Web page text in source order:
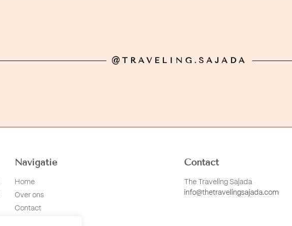
@TRAVELING.SAJADA
Navigatie
Home
Over ons
Contact
Contact
The Traveling Sajada
info@thetravelingsajada.com